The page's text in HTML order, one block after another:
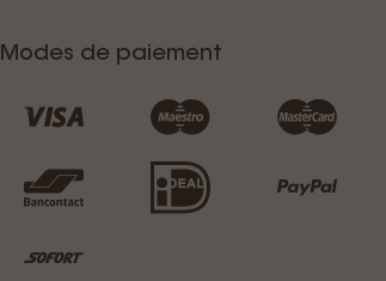
Modes de paiement